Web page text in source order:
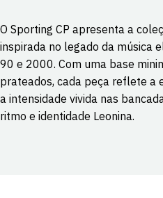
O Sporting CP apresenta a
inspirada no legado da música
90 e 2000. Com uma base
prateados, cada peça reflete a
a intensidade vivida nas
ritmo e identidade Leonina.